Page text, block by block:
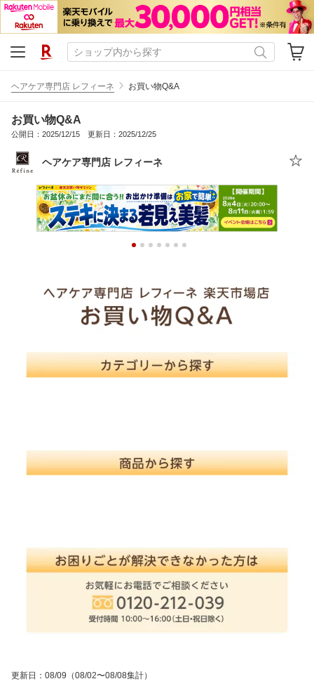
ヘアケア専門店 レフィーネ お買い物Q&A
お買い物Q&A
公開日：2025/12/15 更新日：2025/12/25
ヘアケア専門店 レフィーネ
更新日 ： 08/09 （08/02〜08/08集計）